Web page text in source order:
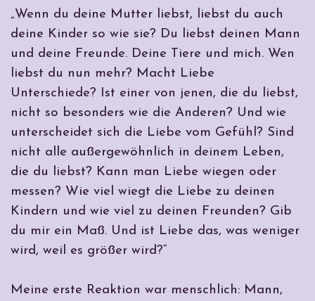
„Wenn du deine Mutter liebst, liebst du auch
deine Kinder so wie sie? Du liebst deinen Mann
und deine Freunde. Deine Tiere und mich. Wen
liebst du nun mehr? Macht Liebe
Unterschiede? Ist einer von jenen, die du liebst,
nicht so besonders wie die Anderen? Und wie
unterscheidet sich die Liebe vom Gefühl? Sind
nicht alle außergewöhnlich in deinem Leben,
die du liebst? Kann man Liebe wiegen oder
messen? Wie viel wiegt die Liebe zu deinen
Kindern und wie viel zu deinen Freunden? Gib
du mir ein Maß. Und ist Liebe das, was weniger
wird, weil es größer wird?“
Meine erste Reaktion war menschlich: Mann,